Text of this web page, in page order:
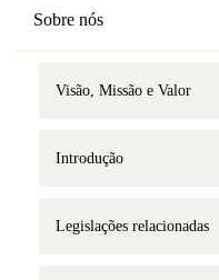
Sobre nós
Visão, Missão e Valor
Introdução
Legislações relacionadas